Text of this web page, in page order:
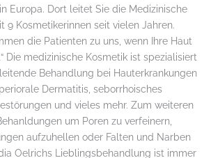
Europa. Dort leitet Sie die Medizinische
9 Kosmetikerinnen seit vielen Jahren.
die Patienten zu uns, wenn Ihre Haut
Die medizinische Kosmetik ist spezialisiert
Behandlung bei Hauterkrankungen
Dermatitis, seborrhoisches
und vieles mehr. Zum weiteren
um Poren zu verfeinern,
aufzuhellen oder Falten und Narben
Oelrichs Lieblingsbehandlung ist immer